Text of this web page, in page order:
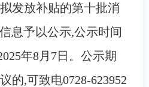
发放补贴的第十批消
息予以公示,公示时间
5年8月 7日。公示期
的,可致电0728-623952